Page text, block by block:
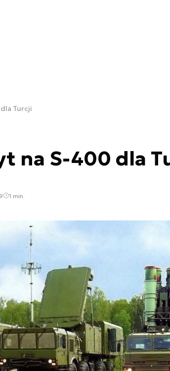
Turcji
na S-400 dla
1 min.